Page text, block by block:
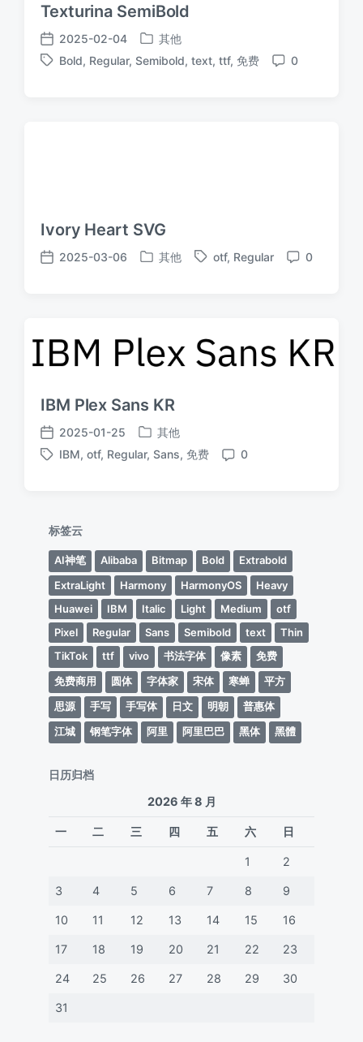
Texturina SemiBold
发
布
2025-02-04
发
布
其他
标
Bold, Regular, Semibold, text, ttf, 免费
评
0
Ivory Heart SVG
发
2025-03-06
发
其他
标
otf, Regular
评
0
IBM Plex Sans KR
发
布
2025-01-25
发
布
其他
标
IBM, otf, Regular, Sans, 免费
评
0
标签云
AI神笔 Alibaba Bitmap Bold
Extrabold
ExtraLight
Harmony HarmonyOS
Heavy
Huawei
IBM Italic Light Medium
otf
Pixel
Regular Sans Semibold text
Thin
TikTok
ttf vivo 书法字体 像素
免费
免费商用
圆体 字体家 宋体 寒蝉
平方
思源
手写 手写体 日文 明朝
普惠体
江城
钢笔字体 阿里 阿里巴巴 黑体 黑體
日历归档
2026 年 8 月
一 二 三 四 五 六 日
1 2
3 4 5 6 7 8 9
10 11 12 13 14 15 16
17 18 19 20 21 22 23
24 25 26 27 28 29 30
31